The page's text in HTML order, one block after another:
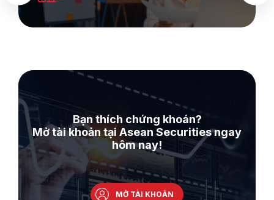
Bạn thích chứng khoán?
Mở tài khoản tại Asean Securities ngay
hôm nay!
MỞ TÀI KHOẢN